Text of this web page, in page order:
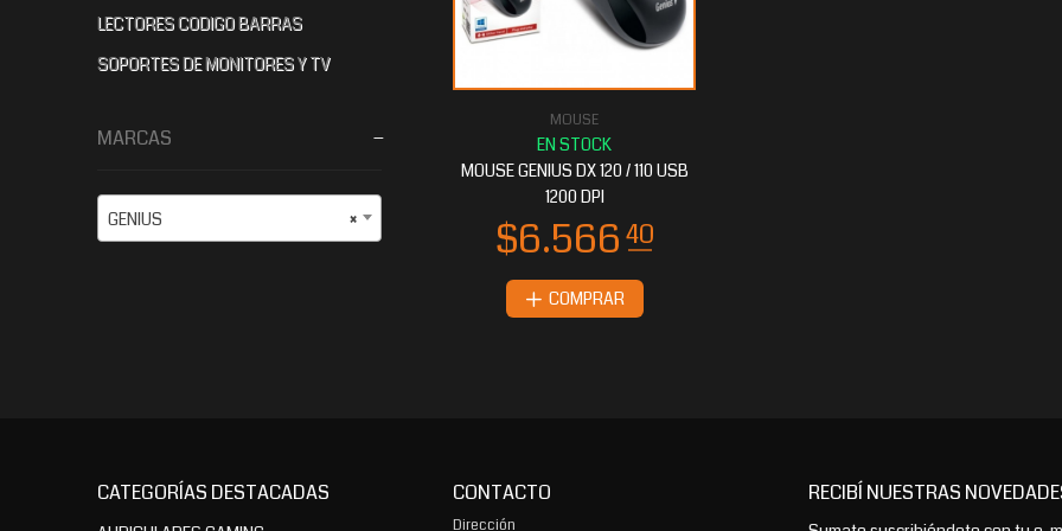
LECTORES CODIGO BARRAS
SOPORTES DE MONITORES Y TV
MARCAS
×
GENIUS
MOUSE
MOUSE GENIUS DX 120 / 110 USB
1200 DPI
COMPRAR
CATEGORÍAS DESTACADAS CONTACTO
Dirección
RECIBÍ NUESTRAS